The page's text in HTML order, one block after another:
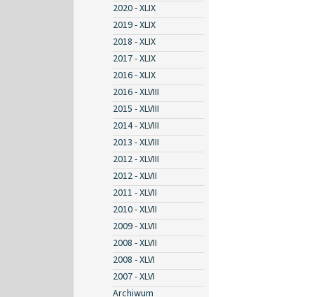
2020 - XLIX
2019 - XLIX
2018 - XLIX
2017 - XLIX
2016 - XLIX
2016 - XLVIII
2015 - XLVIII
2014 - XLVIII
2013 - XLVIII
2012 - XLVIII
2012 - XLVII
2011 - XLVII
2010 - XLVII
2009 - XLVII
2008 - XLVII
2008 - XLVI
2007 - XLVI
Archiwum